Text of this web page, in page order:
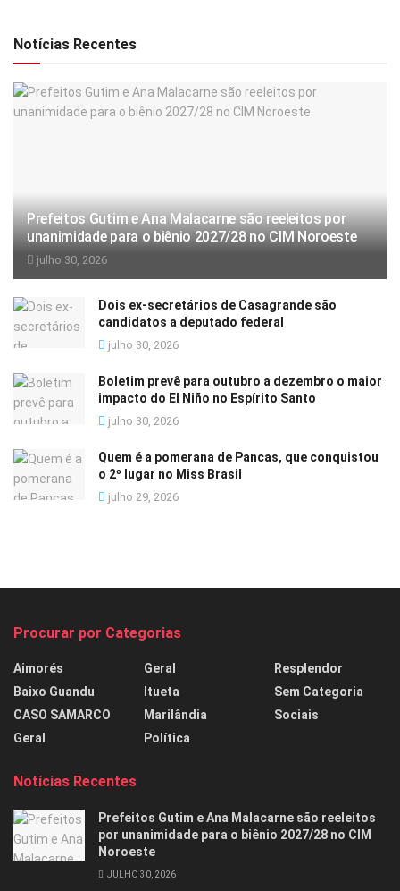
Notícias Recentes
Prefeitos Gutim e Ana Malacarne são reeleitos por
unanimidade para o biênio 2027/28 no CIM Noroeste
julho 30, 2026
Dois ex-secretários de Casagrande são
candidatos a deputado federal
julho 30, 2026
Boletim prevê para outubro a dezembro o maior
impacto do El Niño no Espírito Santo
julho 30, 2026
Quem é a pomerana de Pancas, que conquistou
o 2º lugar no Miss Brasil
julho 29, 2026
Procurar por Categorias
Aimorés
Baixo Guandu
CASO SAMARCO
Geral
Geral
Itueta
Marilândia
Política
Resplendor
Sem Categoria
Sociais
Notícias Recentes
Prefeitos Gutim e Ana Malacarne são reeleitos
por unanimidade para o biênio 2027/28 no CIM
Noroeste
JULHO 30, 2026